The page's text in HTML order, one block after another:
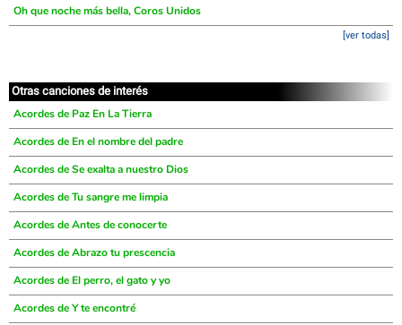
Oh que noche más bella, Coros Unidos
[ver todas]
Otras canciones de interés
Acordes de Paz En La Tierra
Acordes de En el nombre del padre
Acordes de Se exalta a nuestro Dios
Acordes de Tu sangre me limpia
Acordes de Antes de conocerte
Acordes de Abrazo tu prescencia
Acordes de El perro, el gato y yo
Acordes de Y te encontré